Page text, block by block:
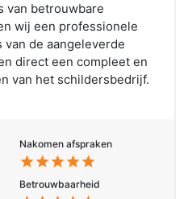
van betrouwbare
wij een professionele
de aangeleverde
direct een compleet en
van het schildersbedrijf.
Nakomen afspraken
star star star star star
Betrouwbaarheid